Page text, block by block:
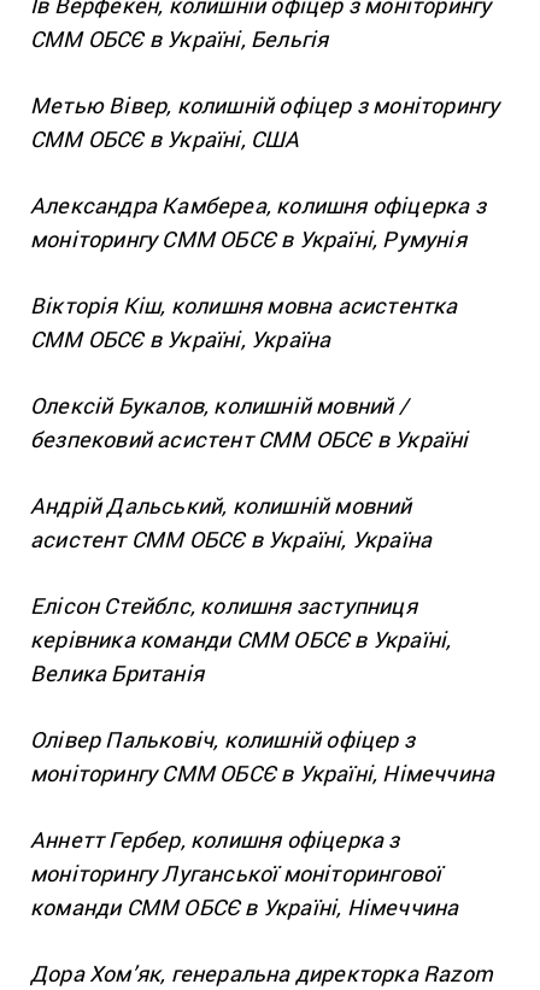
СММ ОБСЄ в Україні, Бельгія
Метью Вівер, колишній офіцер з моніторингу
СММ ОБСЄ в Україні, США
Александра Камбереа, колишня офіцерка з
моніторингу СММ ОБСЄ в Україні, Румунія
Вікторія Кіш, колишня мовна асистентка
СММ ОБСЄ в Україні, Україна
Олексій Букалов, колишній мовний /
безпековий асистент СММ ОБСЄ в Україні
Андрій Дальський, колишній мовний
асистент СММ ОБСЄ в Україні, Україна
Елісон Стейблс, колишня заступниця
керівника команди СММ ОБСЄ в Україні,
Велика Британія
Олівер Пальковіч, колишній офіцер з
моніторингу СММ ОБСЄ в Україні, Німеччина
Аннетт Гербер, колишня офіцерка з
моніторингу Луганської моніторингової
команди СММ ОБСЄ в Україні, Німеччина
Дора Хом’як, генеральна директорка Razom